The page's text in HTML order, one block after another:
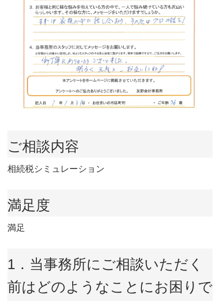
ご相談内容
相続税シミュレーション
満足度
満足
1．当事務所にご相談いただく
前はどのようなことにお困りで